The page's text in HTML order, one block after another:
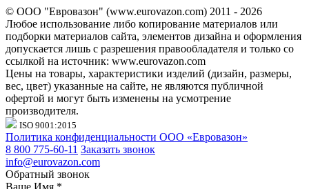
© ООО "Евровазон" (www.eurovazon.com) 2011 - 2026
Любое использование либо копирование материалов или
подборки материалов сайта, элементов дизайна и оформления
допускается лишь с разрешения правообладателя и только со
ссылкой на источник: www.eurovazon.com
Цены на товары, характеристики изделий (дизайн, размеры,
вес, цвет) указанные на сайте, не являются публичной
офертой и могут быть изменены на усмотрение
производителя.
ISO 9001:2015
Политика конфиденциальности ООО «Евровазон»
8 800 775-60-11 Заказать звонок
info@eurovazon.com
Обратный звонок
Ваше Имя *